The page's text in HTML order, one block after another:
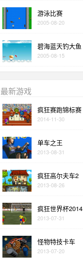
游泳比赛
2005-08-20
碧海蓝天钓大鱼
2005-08-15
最新游戏
疯狂赛跑锦标赛
2014-11-30
单车之王
2013-08-31
疯狂高尔夫车2
2013-08-26
疯狂世界杯2014
2013-07-31
怪物特技卡车
2013-07-20